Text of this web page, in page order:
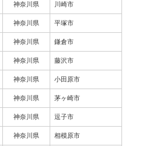
神奈川県 川崎市
神奈川県 平塚市
神奈川県 鎌倉市
神奈川県 藤沢市
神奈川県 小田原市
神奈川県 茅ヶ崎市
神奈川県 逗子市
神奈川県 相模原市